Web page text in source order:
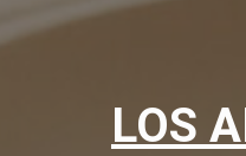
LOS